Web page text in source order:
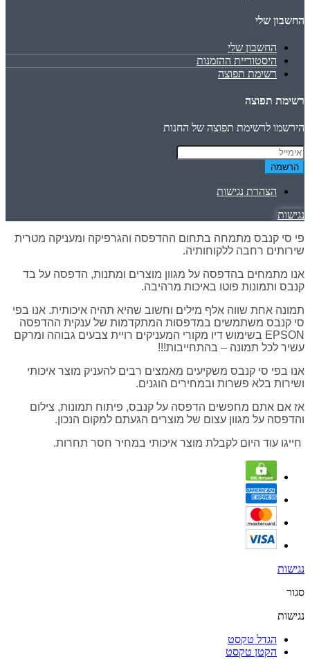
החשבון שלי
החשבון שלי
היסטוריית ההזמנות
רשימת תפוצה
רשימת תפוצה
הירשמו לרשימת תפוצה של החנות
הרשמה
הצהרת נגישות
נגישות
פי סי קנבס מתמחה בתחום ההדפסה והגרפיקה ומעניקה מטרית
שירותים רחבה ללקוחותיה.
אנו מתמחים בהדפסה על מגוון מוצרים ומתנות, הדפסה על בד
קנבס ותמונות פוטו באיכות מרהיבה.
תמונה אחת שווה אלף מילים וחשוב שהיא תהיה איכותית. אנו בפי
סי קנבס משתמשים במדפסות המתקדמות של ענקית ההדפסה
EPSON בשימוש דיו מקורי המעניקים רויית צבעים גבוהה ומרקם
עשיר לכל תמונה – בהתחייבות!!!
אנו בפי סי קנבס משקיעים מאמצים רבים להעניק מוצר איכותי
ושירות בלא פשרות ובמחירים הוגנים.
אז אם אתם מחפשים הדפסה על קנבס, פיתוח תמונות, צילום
והדפסה על מגוון עצום של מוצרים הגעתם למקום הנכון.
חייגו עוד היום לקבלת מוצר איכותי במחיר חסר תחרות.
נגישות
סגור
נגישות
הגדל טקסט
הקטן טקסט